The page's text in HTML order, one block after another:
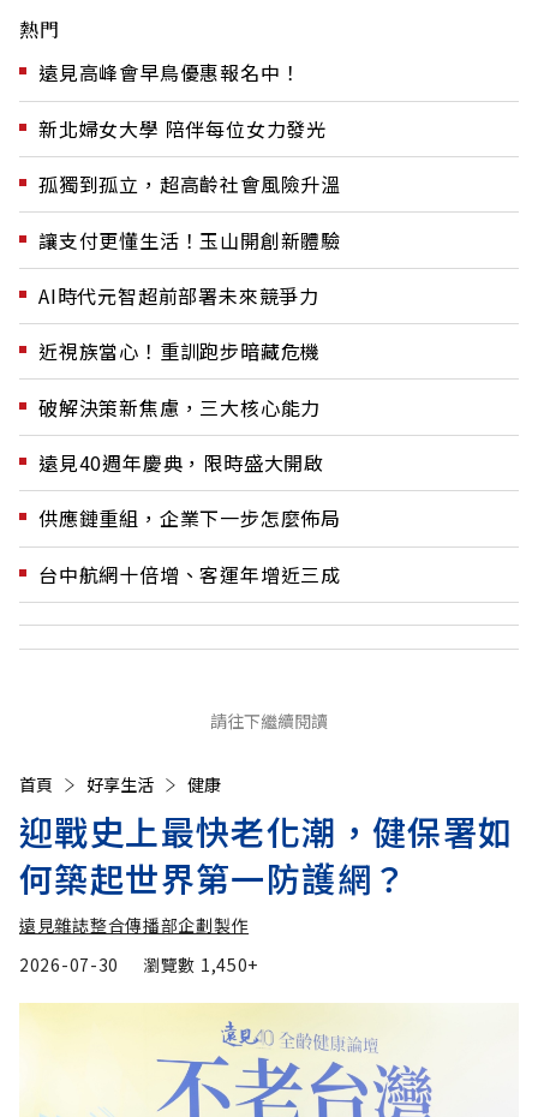
熱門
遠見高峰會早鳥優惠報名中！
新北婦女大學 陪伴每位女力發光
孤獨到孤立，超高齡社會風險升溫
讓支付更懂生活！玉山開創新體驗
AI時代元智超前部署未來競爭力
近視族當心！重訓跑步暗藏危機
破解決策新焦慮，三大核心能力
遠見40週年慶典，限時盛大開啟
供應鏈重組，企業下一步怎麼佈局
台中航網十倍增、客運年增近三成
請往下繼續閱讀
首頁 好享生活 健康
迎戰史上最快老化潮，健保署如
何築起世界第一防護網？
遠見雜誌整合傳播部企劃製作
2026-07-30
瀏覽數 1,450+